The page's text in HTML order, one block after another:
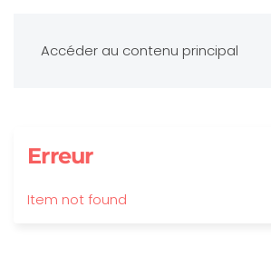
Accéder au contenu principal
Erreur
Item not found